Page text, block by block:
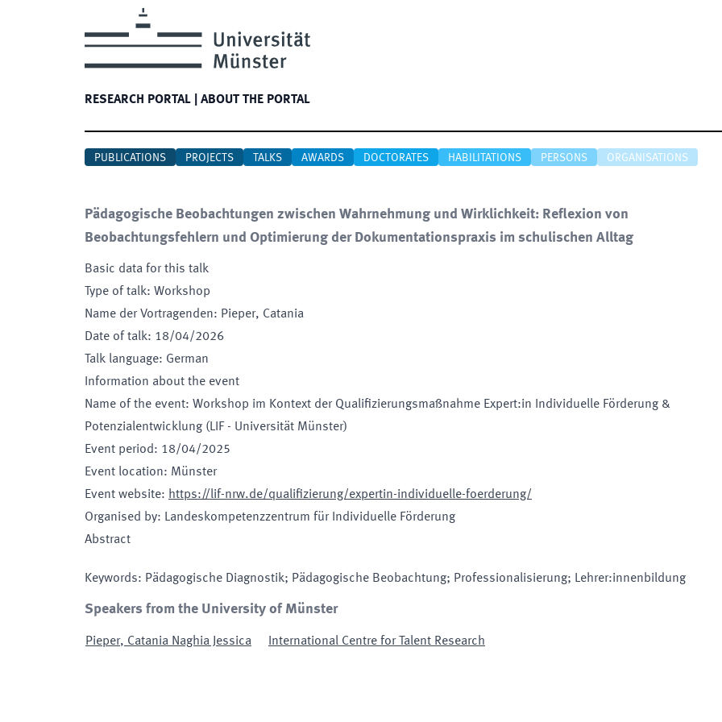
RESEARCH PORTAL ABOUT THE PORTAL
PUBLICATIONS PROJECTS TALKS AWARDS DOCTORATES HABILITATIONS PERSONS ORGANISATIONS
Pädagogische Beobachtungen zwischen Wahrnehmung und Wirklichkeit: Reflexion von
Beobachtungsfehlern und Optimierung der Dokumentationspraxis im schulischen Alltag
Basic data for this talk
Type of talk: Workshop
Name der Vortragenden: Pieper, Catania
Date of talk: 18/04/2026
Talk language: German
Information about the event
Name of the event: Workshop im Kontext der Qualifizierungsmaßnahme Expert:in Individuelle Förderung &
Potenzialentwicklung (LIF - Universität Münster)
Event period: 18/04/2025
Event location: Münster
Event website: https://lif-nrw.de/qualifizierung/expertin-individuelle-foerderung/
Organised by: Landeskompetenzzentrum für Individuelle Förderung
Abstract
Keywords: Pädagogische Diagnostik; Pädagogische Beobachtung; Professionalisierung; Lehrer:innenbildung
Speakers from the University of Münster
Pieper, Catania Naghia Jessica International Centre for Talent Research